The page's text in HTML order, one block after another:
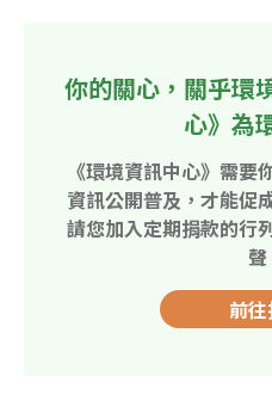
你的關心，關乎環
心》為
《環境資訊中心》需要
資訊公開普及，才能促
請您加入定期捐款的行
聲
前